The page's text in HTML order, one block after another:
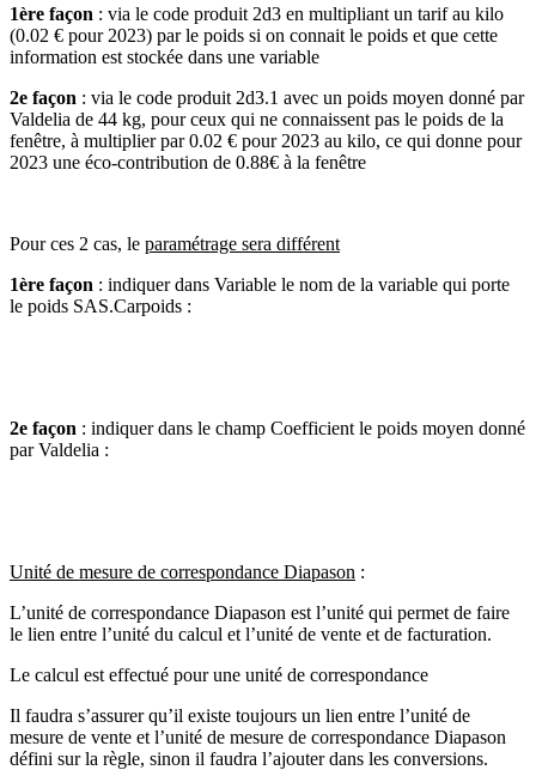
1ère façon : via le code produit 2d3 en multipliant un tarif au kilo
(0.02 € pour 2023) par le poids si on connait le poids et que cette
information est stockée dans une variable
2e façon : via le code produit 2d3.1 avec un poids moyen donné par
Valdelia de 44 kg, pour ceux qui ne connaissent pas le poids de la
fenêtre, à multiplier par 0.02 € pour 2023 au kilo, ce qui donne pour
2023 une éco-contribution de 0.88€ à la fenêtre
Pour ces 2 cas, le paramétrage sera différent
1ère façon : indiquer dans Variable le nom de la variable qui porte
le poids SAS.Carpoids :
2e façon : indiquer dans le champ Coefficient le poids moyen donné
par Valdelia :
Unité de mesure de correspondance Diapason :
L’unité de correspondance Diapason est l’unité qui permet de faire
le lien entre l’unité du calcul et l’unité de vente et de facturation.
Le calcul est effectué pour une unité de correspondance
Il faudra s’assurer qu’il existe toujours un lien entre l’unité de
mesure de vente et l’unité de mesure de correspondance Diapason
défini sur la règle, sinon il faudra l’ajouter dans les conversions.